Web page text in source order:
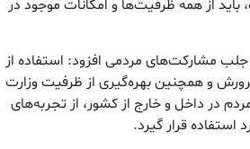
از همه ظرفیت‌ها و امکانات موجود در
جلب مشارکت‌های مردمی افزود: استفاده از
و همچنین بهره‌گیری از ظرفیت وزارت
در داخل و خارج از کشور، از تجربه‌های
استفاده قرار گیرد.